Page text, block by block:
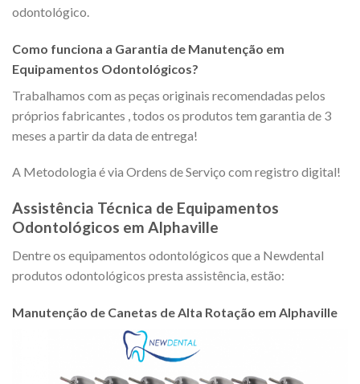
odontológico.
Como funciona a Garantia de Manutenção em
Equipamentos Odontológicos?
Trabalhamos com as peças originais recomendadas pelos
próprios fabricantes , todos os produtos tem garantia de 3
meses a partir da data de entrega!
A Metodologia é via Ordens de Serviço com registro digital!
Assistência Técnica de Equipamentos
Odontológicos em Alphaville
Dentre os equipamentos odontológicos que a Newdental
produtos odontológicos presta assistência, estão:
Manutenção de Canetas de Alta Rotação em Alphaville